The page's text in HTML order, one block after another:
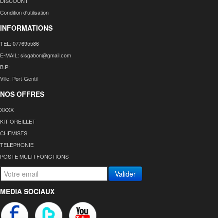
Condition d'utilisation
INFORMATIONS
TEL: 077695586
E-MAIL: sisgabon@gmail.com
B.P:
Ville: Port-Gentil
NOS OFFRES
XXXX
KIT OREILLET
CHEMISES
TELEPHONIE
POSTE MULTI FONCTIONS
Valider
MEDIA SOCIAUX